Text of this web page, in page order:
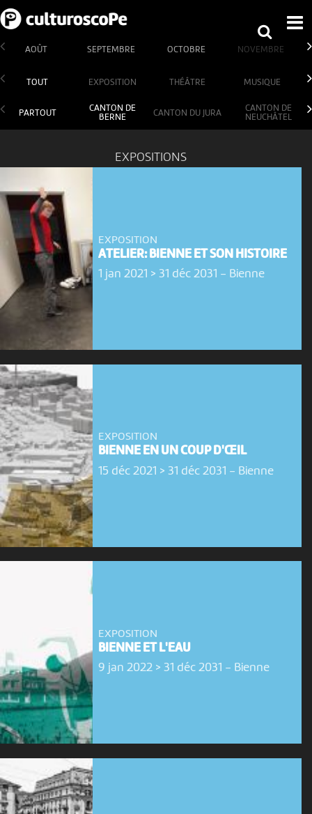
AOÛT SEPTEMBRE OCTOBRE NOVEMBRE
TOUT EXPOSITION THÉÂTRE MUSIQUE
PARTOUT
CANTON DE
BERNE
CANTON DU JURA
CANTON DE
NEUCHÂTEL
EXPOSITIONS
EXPOSITION
ATELIER: BIENNE ET SON HISTOIRE
1 jan 2021 > 31 déc 2031 - Bienne
EXPOSITION
BIENNE EN UN COUP D'ŒIL
15 déc 2021 > 31 déc 2031 - Bienne
EXPOSITION
BIENNE ET L'EAU
9 jan 2022 > 31 déc 2031 - Bienne